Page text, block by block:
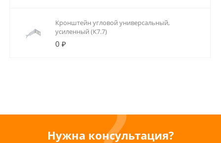
Кронштейн угловой универсальный,
усиленный (К7.7)
0 ₽
Нужна консультация?